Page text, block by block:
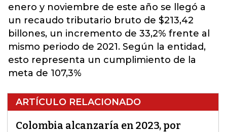
enero y noviembre de este año se llegó a
un recaudo tributario bruto de $213,42
billones, un incremento de 33,2% frente al
mismo periodo de 2021. Según la entidad,
esto representa un cumplimiento de la
meta de 107,3%
ARTÍCULO RELACIONADO
Colombia alcanzaría en 2023, por